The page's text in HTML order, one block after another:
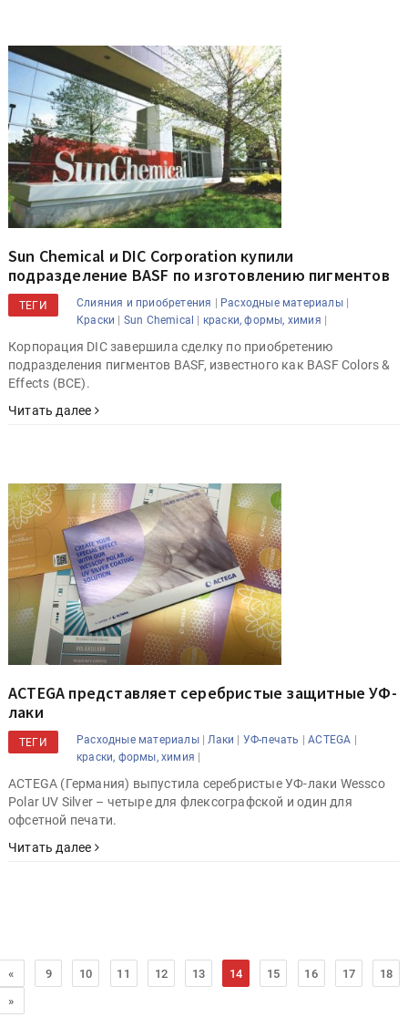
Sun Chemical и DIC Corporation купили
подразделение BASF по изготовлению пигментов
ТЕГИ Слияния и приобретения | Расходные материалы|
Краски | Sun Chemical | краски, формы, химия |
Корпорация DIC завершила сделку по приобретению
подразделения пигментов BASF, известного как BASF Colors &
Effects (BCE).
Читать далее
ACTEGA представляет серебристые защитные УФ-
лаки
ТЕГИ Расходные материалы|Лаки | УФ-печать |ACTEGA |
краски, формы, химия |
ACTEGA (Германия) выпустила серебристые УФ-лаки Wessco
Polar UV Silver – четыре для флексографской и один для
офсетной печати.
Читать далее
« 9 10 11 12 13 14 15 16 17
18
»